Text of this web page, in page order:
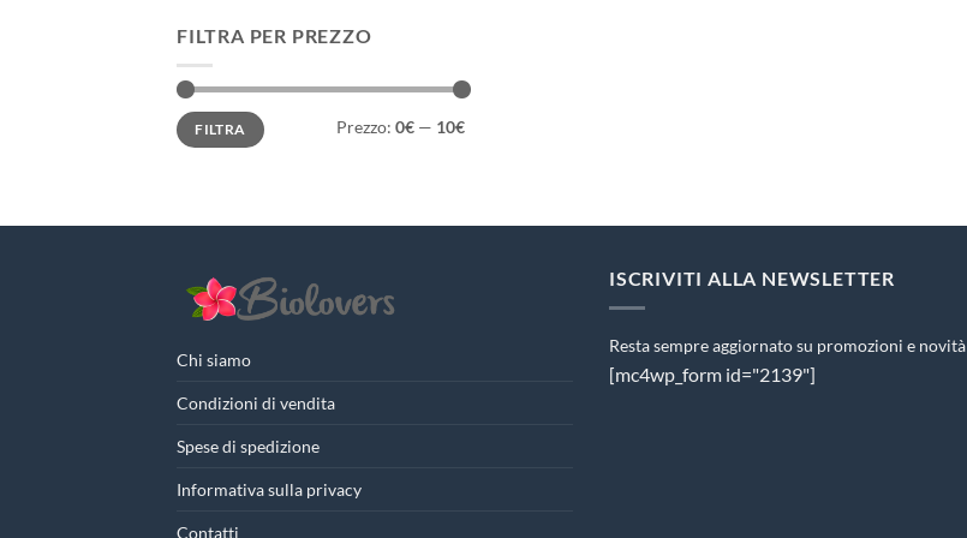
FILTRA PER PREZZO
Prezzo
Min
Prezzo
MaxFILTRA Prezzo: 0€ — 10€
Chi siamo
Condizioni di vendita
Spese di spedizione
Informativa sulla privacy
Contatti
ISCRIVITI ALLA NEWSLETTER
Resta sempre aggiornato su promozioni e novità
[mc4wp_form id="2139"]